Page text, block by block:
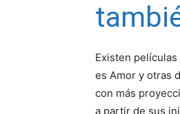
Existen
es Amor y otras
con más
a partir de sus